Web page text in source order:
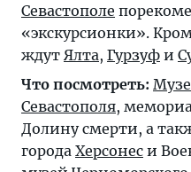
Севастополе
«экскурсионки».
ждут Ялта, Гурзуф и
Что посмотреть:
Севастополя,
Долину смерти, а
города Херсонес и